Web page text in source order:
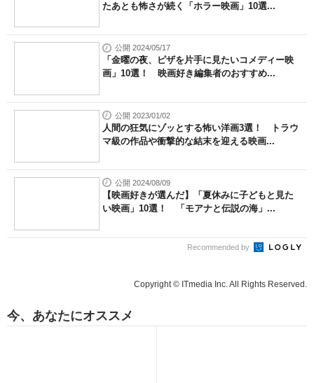
たあとも怖さが続く「ホラー映画」10選...
公開 2024/05/17
「金曜の夜、ピザを片手に見たいコメディー映
画」10選！ 映画好き編集者のおすすめ...
公開 2023/01/02
人間の狂気にゾッとする怖い洋画3選！ トラウ
マ級の作品や衝撃的な結末を迎える映画...
公開 2024/08/09
【映画好きが選んだ】「夏休みに子どもと見た
い映画」10選！ 「モアナと伝説の海」...
Recommended by
Copyright © ITmedia Inc. All Rights Reserved.
今、あなたにオススメ